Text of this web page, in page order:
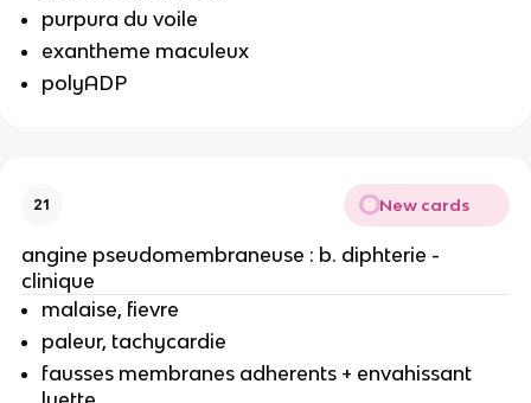
purpura du voile
exantheme maculeux
polyADP
21 New cards
angine pseudomembraneuse : b. diphterie -
clinique
malaise, fievre
paleur, tachycardie
fausses membranes adherents + envahissant